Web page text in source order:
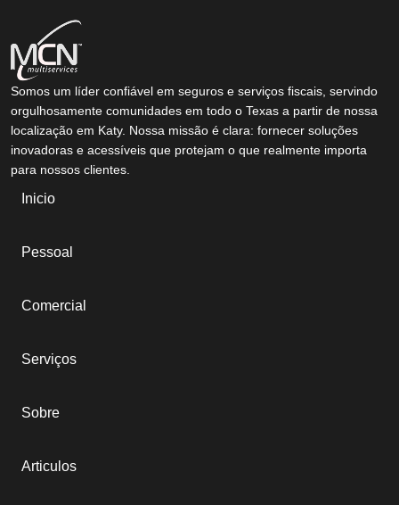
Somos um líder confiável em seguros e serviços fiscais, servindo
orgulhosamente comunidades em todo o Texas a partir de nossa
localização em Katy. Nossa missão é clara: fornecer soluções
inovadoras e acessíveis que protejam o que realmente importa
para nossos clientes.
Inicio
Pessoal
Comercial
Serviços
Sobre
Articulos